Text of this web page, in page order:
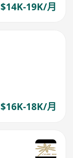
$14K-19K/月
$16K-18K/月